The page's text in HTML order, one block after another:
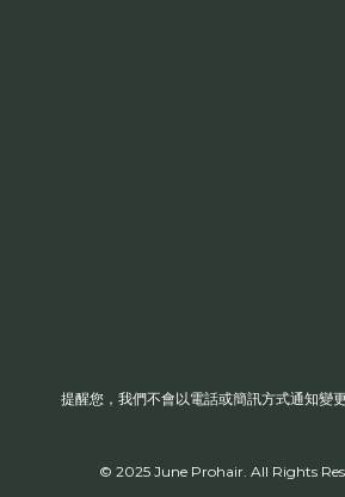
提醒您，我們不會以電話或簡訊方式通知變更
© 2025 June Prohair. All Rights